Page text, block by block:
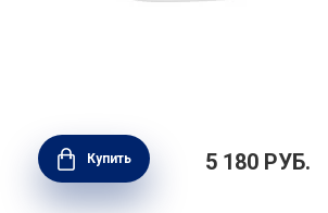
и контейнера Handy
полиэстер+пластик,
Италия, 032915251
Купить 5 180 РУБ.